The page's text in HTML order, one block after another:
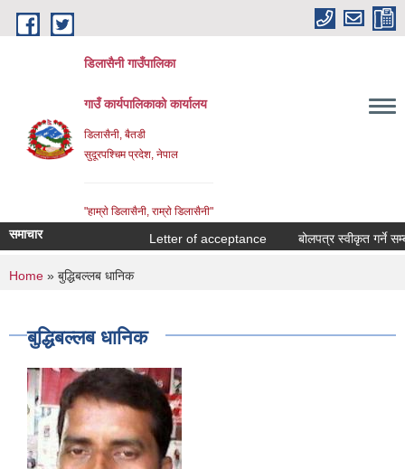
Skip to main content
डिलासैनी गाउँपालिका
गाउँ कार्यपालिकाको कार्यालय
डिलासैनी, बैतडी
सुदूरपश्चिम प्रदेश, नेपाल
"हाम्राे डिलासैनी, राम्राे डिलासैनी"
समाचार Letter of acceptance बोलपत्र स्वीकृत गर्ने
You are here
Home » बुद्धिबल्लब धानिक
बुद्धिबल्लब धानिक